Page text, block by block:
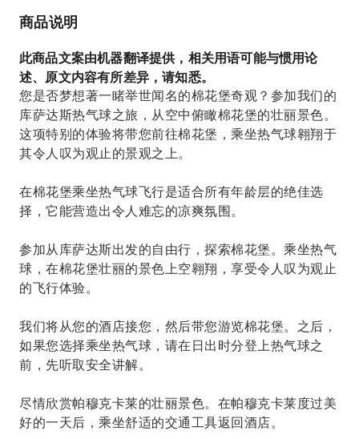
商品说明
此商品文案由机器翻译提供，相关用语可能与惯用论
述、原文内容有所差异，请知悉。
您是否梦想著一睹举世闻名的棉花堡奇观？参加我们的
库萨达斯热气球之旅，从空中俯瞰棉花堡的壮丽景色。
这项特别的体验将带您前往棉花堡，乘坐热气球翱翔于
其令人叹为观止的景观之上。
在棉花堡乘坐热气球飞行是适合所有年龄层的绝佳选
择，它能营造出令人难忘的凉爽氛围。
参加从库萨达斯出发的自由行，探索棉花堡。乘坐热气
球，在棉花堡壮丽的景色上空翱翔，享受令人叹为观止
的飞行体验。
我们将从您的酒店接您，然后带您游览棉花堡。之后，
如果您选择乘坐热气球，请在日出时分登上热气球之
前，先听取安全讲解。
尽情欣赏帕穆克卡莱的壮丽景色。在帕穆克卡莱度过美
好的一天后，乘坐舒适的交通工具返回酒店。